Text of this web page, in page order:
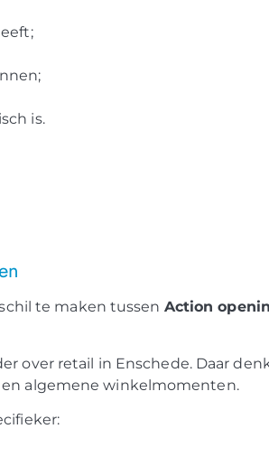
is.
te maken tussen Action
over retail in Enschede. Daar
algemene winkelmomenten.